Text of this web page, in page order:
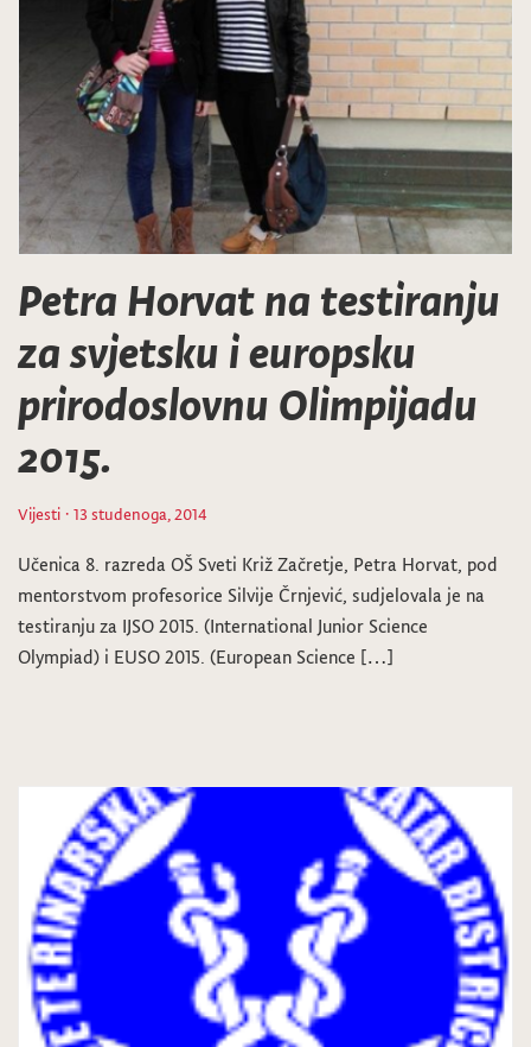
Petra Horvat na testiranju
za svjetsku i europsku
prirodoslovnu Olimpijadu
2015.
Vijesti · 13 studenoga, 2014
Učenica 8. razreda OŠ Sveti Križ Začretje, Petra Horvat, pod
mentorstvom profesorice Silvije Črnjević, sudjelovala je na
testiranju za IJSO 2015. (International Junior Science
Olympiad) i EUSO 2015. (European Science […]